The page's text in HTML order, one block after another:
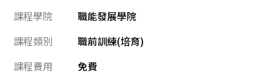
課程學院
職能發展學院
課程類別
職前訓練(培育)
課程費用
免費